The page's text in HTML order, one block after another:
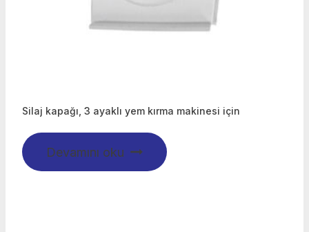
Silaj kapağı, 3 ayaklı yem kırma makinesi için
Devamını oku